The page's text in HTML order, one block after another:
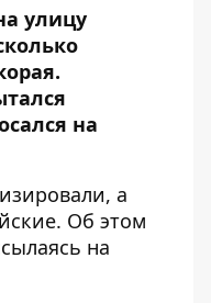
улицу
на
а
Об этом
на